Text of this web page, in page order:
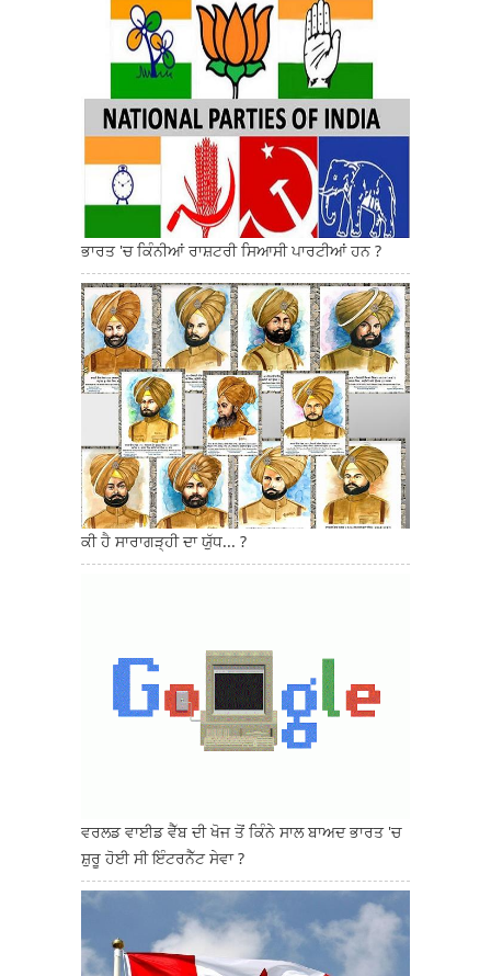
ਭਾਰਤ 'ਚ ਕਿੰਨੀਆਂ ਰਾਸ਼ਟਰੀ ਸਿਆਸੀ ਪਾਰਟੀਆਂ ਹਨ ?
ਕੀ ਹੈ ਸਾਰਾਗੜ੍ਹੀ ਦਾ ਯੁੱਧ... ?
ਵਰਲਡ ਵਾਈਡ ਵੈੱਬ ਦੀ ਖੋਜ ਤੋਂ ਕਿੰਨੇ ਸਾਲ ਬਾਅਦ ਭਾਰਤ 'ਚ
ਸ਼ੁਰੂ ਹੋਈ ਸੀ ਇੰਟਰਨੈੱਟ ਸੇਵਾ ?